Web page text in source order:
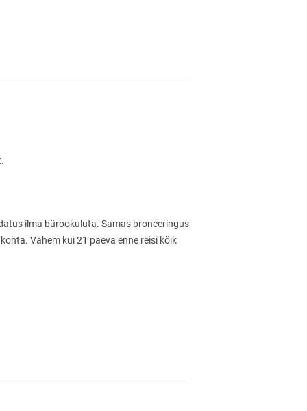
ilma bürookuluta. Samas broneeringus
Vähem kui 21 päeva enne reisi kõik